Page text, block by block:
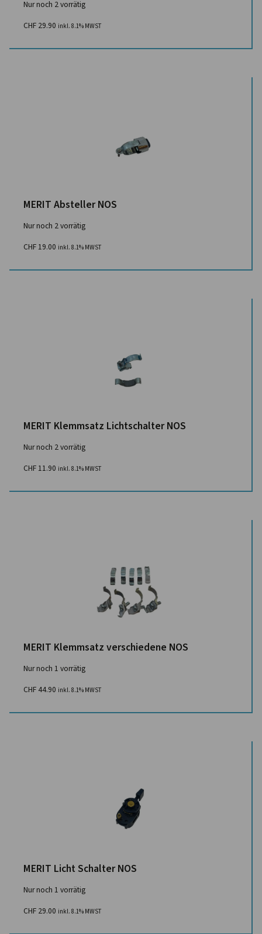
Nur noch 2 vorrätig
CHF 29.90 inkl. 8.1% MWST
MERIT Absteller NOS
Nur noch 2 vorrätig
CHF 19.00 inkl. 8.1% MWST
MERIT Klemmsatz Lichtschalter NOS
Nur noch 2 vorrätig
CHF 11.90 inkl. 8.1% MWST
MERIT Klemmsatz verschiedene NOS
Nur noch 1 vorrätig
CHF 44.90 inkl. 8.1% MWST
MERIT Licht Schalter NOS
Nur noch 1 vorrätig
CHF 29.00 inkl. 8.1% MWST